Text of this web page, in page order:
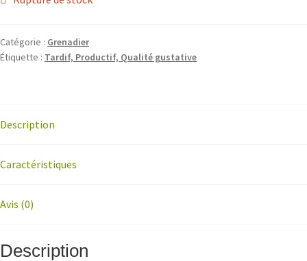
Catégorie : Grenadier
Étiquette : Tardif, Productif, Qualité gustative
Description
Caractéristiques
Avis (0)
Description